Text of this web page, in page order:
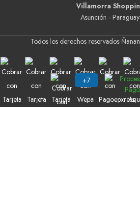
Villamorra
Asunción - Paraguay
Todos los derechos reservados